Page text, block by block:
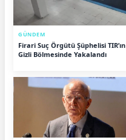
GÜNDEM
Firari Suç Örgütü Şüphelisi TIR’ın
Gizli Bölmesinde Yakalandı